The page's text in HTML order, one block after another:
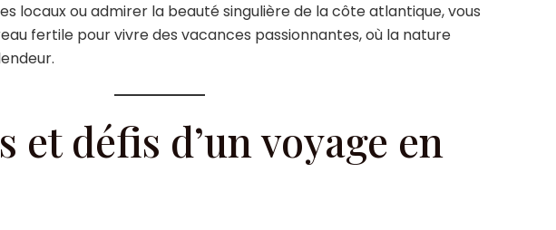
locaux ou admirer la beauté singulière de la côte atlantique, vous
fertile pour vivre des vacances passionnantes, où la nature
et défis d’un voyage en